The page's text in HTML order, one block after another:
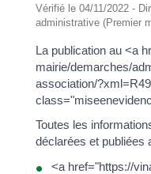
Vérifié le 04/11/2022 -
administrative (Premier
La publication au <a
mairie/demarches/
association/
Toutes les
déclarées et publiées
<a href="https://